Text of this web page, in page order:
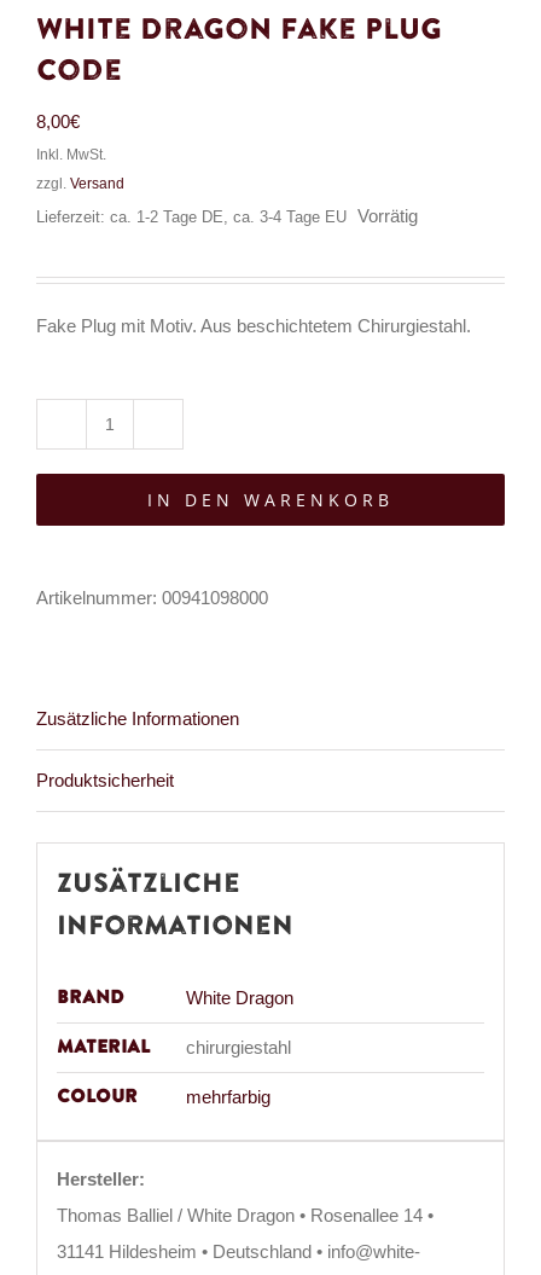
White Dragon Fake Plug
Code
8,00€
Inkl. MwSt.
zzgl. Versand
Lieferzeit: ca. 1-2 Tage DE, ca. 3-4 Tage EU
Vorrätig
Fake Plug mit Motiv. Aus beschichtetem Chirurgiestahl.
Dragon
IN DEN WARENKORB
Artikelnummer: 00941098000
Zusätzliche Informationen
Produktsicherheit
Zusätzliche
Informationen
Brand White Dragon
Material chirurgiestahl
Colour mehrfarbig
Hersteller:
Thomas Balliel / White Dragon • Rosenallee 14 •
31141 Hildesheim • Deutschland • info@white-